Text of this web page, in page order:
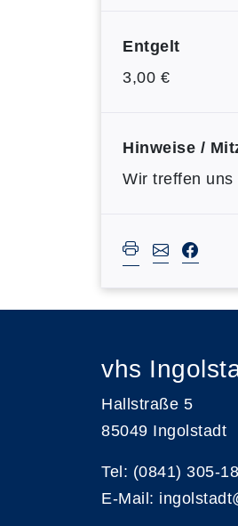
Entgelt
3,00 €
Hinweise /
Wir treffen uns
vhs
Hallstraße 5
85049 Ingolstadt
Tel: (0841) 305-
E-Mail: